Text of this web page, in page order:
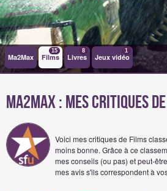
Ma2Max Films
15
Livres
8
Jeux vidéo
1
Ma2Max : Mes critiques
Voici mes critiques de Films
moins bonne. Grâce à ce
mes conseils (ou pas) et peut-
mes avis s'ils correspondent à